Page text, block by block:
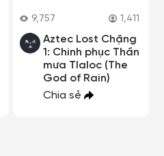
9,757 1,411
Aztec Lost Chặng
1: Chinh phục Thần
mưa Tlaloc (The
God of Rain)
Chia sẻ